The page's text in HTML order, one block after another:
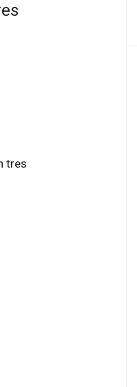
tres